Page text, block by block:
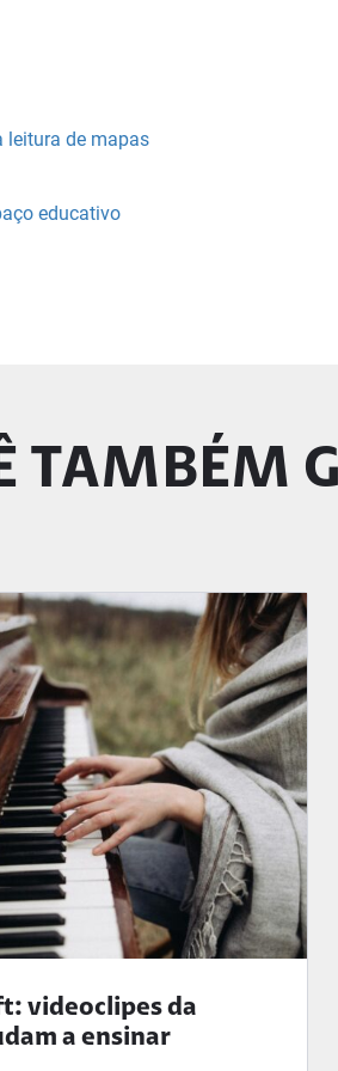
leitura de mapas
educativo
TAMBÉM
videoclipes da
a ensinar